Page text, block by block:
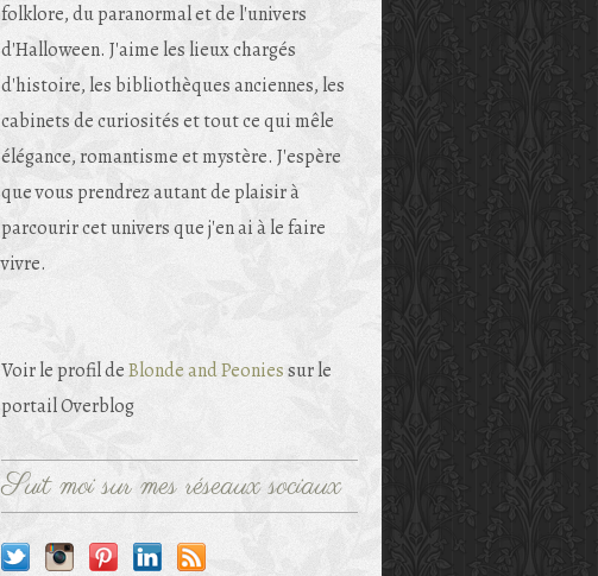
folklore, du paranormal et de l'univers
d'Halloween. J'aime les lieux chargés
d'histoire, les bibliothèques anciennes, les
cabinets de curiosités et tout ce qui mêle
élégance, romantisme et mystère. J'espère
que vous prendrez autant de plaisir à
parcourir cet univers que j'en ai à le faire
vivre.
Voir le profil deBlonde and Peoniessur le
portail Overblog
Suit moi sur mes réseaux sociaux